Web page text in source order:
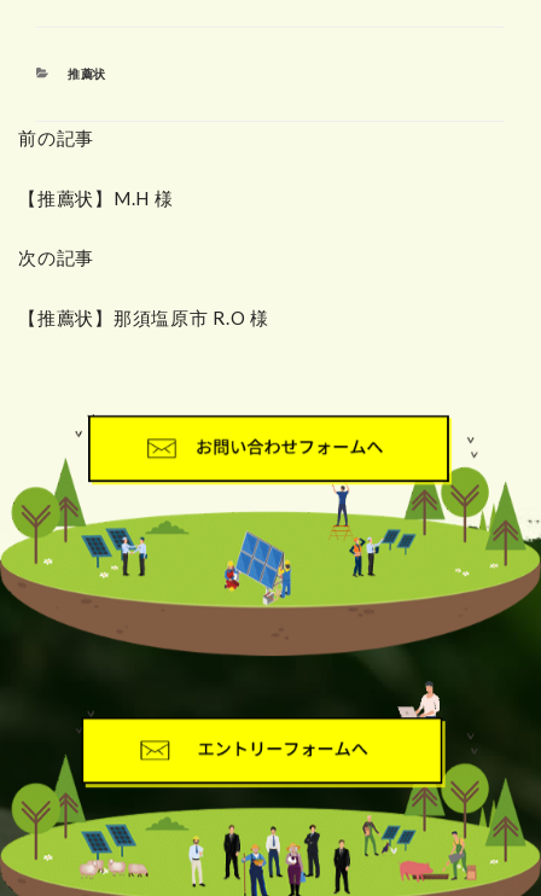
カ
リ
推薦状
前の記事
【推薦状】M.H 様
次の記事
【推薦状】那須塩原市 R.O 様